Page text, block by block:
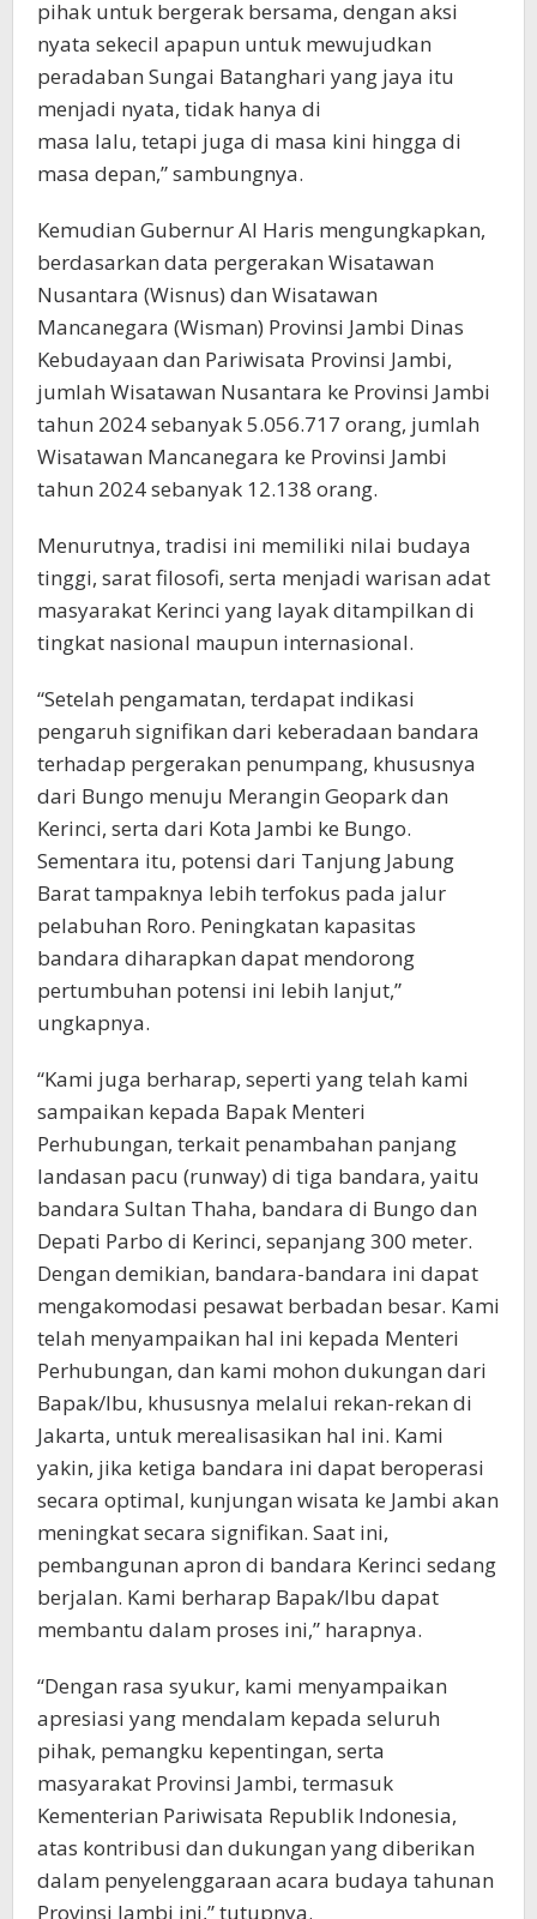
pihak untuk bergerak bersama, dengan aksi
nyata sekecil apapun untuk mewujudkan
peradaban Sungai Batanghari yang jaya itu
menjadi nyata, tidak hanya di
masa lalu, tetapi juga di masa kini hingga di
masa depan,” sambungnya.
Kemudian Gubernur Al Haris mengungkapkan,
berdasarkan data pergerakan Wisatawan
Nusantara (Wisnus) dan Wisatawan
Mancanegara (Wisman) Provinsi Jambi Dinas
Kebudayaan dan Pariwisata Provinsi Jambi,
jumlah Wisatawan Nusantara ke Provinsi Jambi
tahun 2024 sebanyak 5.056.717 orang, jumlah
Wisatawan Mancanegara ke Provinsi Jambi
tahun 2024 sebanyak 12.138 orang.
Menurutnya, tradisi ini memiliki nilai budaya
tinggi, sarat filosofi, serta menjadi warisan adat
masyarakat Kerinci yang layak ditampilkan di
tingkat nasional maupun internasional.
“Setelah pengamatan, terdapat indikasi
pengaruh signifikan dari keberadaan bandara
terhadap pergerakan penumpang, khususnya
dari Bungo menuju Merangin Geopark dan
Kerinci, serta dari Kota Jambi ke Bungo.
Sementara itu, potensi dari Tanjung Jabung
Barat tampaknya lebih terfokus pada jalur
pelabuhan Roro. Peningkatan kapasitas
bandara diharapkan dapat mendorong
pertumbuhan potensi ini lebih lanjut,”
ungkapnya.
“Kami juga berharap, seperti yang telah kami
sampaikan kepada Bapak Menteri
Perhubungan, terkait penambahan panjang
landasan pacu (runway) di tiga bandara, yaitu
bandara Sultan Thaha, bandara di Bungo dan
Depati Parbo di Kerinci, sepanjang 300 meter.
Dengan demikian, bandara-bandara ini dapat
mengakomodasi pesawat berbadan besar. Kami
telah menyampaikan hal ini kepada Menteri
Perhubungan, dan kami mohon dukungan dari
Bapak/Ibu, khususnya melalui rekan-rekan di
Jakarta, untuk merealisasikan hal ini. Kami
yakin, jika ketiga bandara ini dapat beroperasi
secara optimal, kunjungan wisata ke Jambi akan
meningkat secara signifikan. Saat ini,
pembangunan apron di bandara Kerinci sedang
berjalan. Kami berharap Bapak/Ibu dapat
membantu dalam proses ini,” harapnya.
“Dengan rasa syukur, kami menyampaikan
apresiasi yang mendalam kepada seluruh
pihak, pemangku kepentingan, serta
masyarakat Provinsi Jambi, termasuk
Kementerian Pariwisata Republik Indonesia,
atas kontribusi dan dukungan yang diberikan
dalam penyelenggaraan acara budaya tahunan
Provinsi Jambi ini,” tutupnya.